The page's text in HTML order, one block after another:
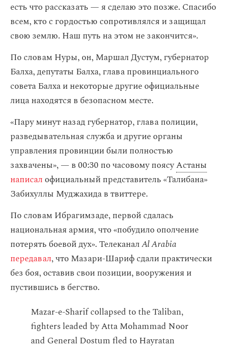
есть что рассказать — я сделаю это позже. Спасибо
всем, кто с гордостью сопротивлялся и защищал
свою землю. Наш путь на этом не закончится».
По словам Нуры, он, Маршал Дустум, губернатор
Балха, депутаты Балха, глава провинциального
совета Балха и некоторые другие официальные
лица находятся в безопасном месте.
«Пару минут назад губернатор, глава полиции,
разведывательная служба и другие органы
управления провинции были полностью
захвачены», — в 00:30 по часовому поясуАстаны
написал официальный представитель «Талибана»
Забихуллы Муджахида в твиттере.
По словам Ибрагимзаде, первой сдалась
национальная армия, что «побудило ополчение
потерять боевой дух». ТелеканалAl Arabia
передавал, что Мазари-Шариф сдали практически
без боя, оставив свои позиции, вооружения и
пустившись в бегство.
Mazar-e-Sharif collapsed to the Taliban,
fighters leaded by Atta Mohammad Noor
and General Dostum fled to Hayratan